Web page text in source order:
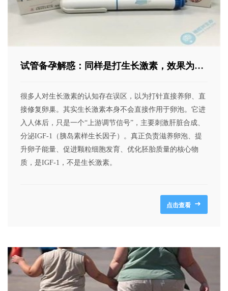
试管备孕解惑：同样是打生长激素，效果为何
很多人对生长激素的认知存在误区，以为打针直接养卵、直
接修复卵巢。其实生长激素本身不会直接作用于卵泡。它进
入人体后，只是一个“上游调节信号”，主要刺激肝脏合成、
分泌IGF-1（胰岛素样生长因子）。真正负责滋养卵泡、提
升卵子能量、促进颗粒细胞发育、优化胚胎质量的核心物
质，是IGF-1，不是生长激素。
点击查看